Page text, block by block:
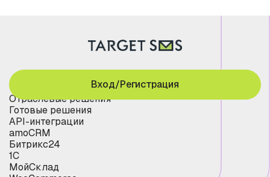
Отраслевые решения
Готовые решения
API-интеграции
amoCRM
Битрикс24
1С
МойСклад
Вход/Регистрация